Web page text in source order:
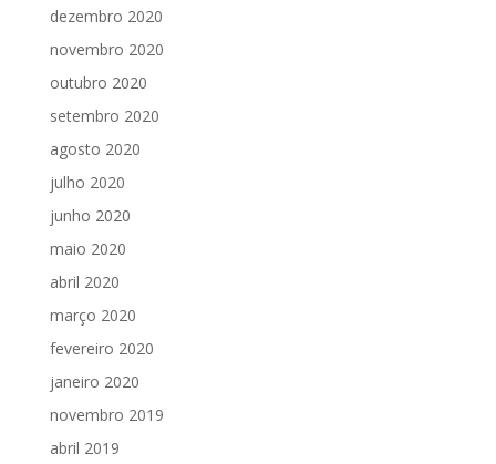
dezembro 2020
novembro 2020
outubro 2020
setembro 2020
agosto 2020
julho 2020
junho 2020
maio 2020
abril 2020
março 2020
fevereiro 2020
janeiro 2020
novembro 2019
abril 2019